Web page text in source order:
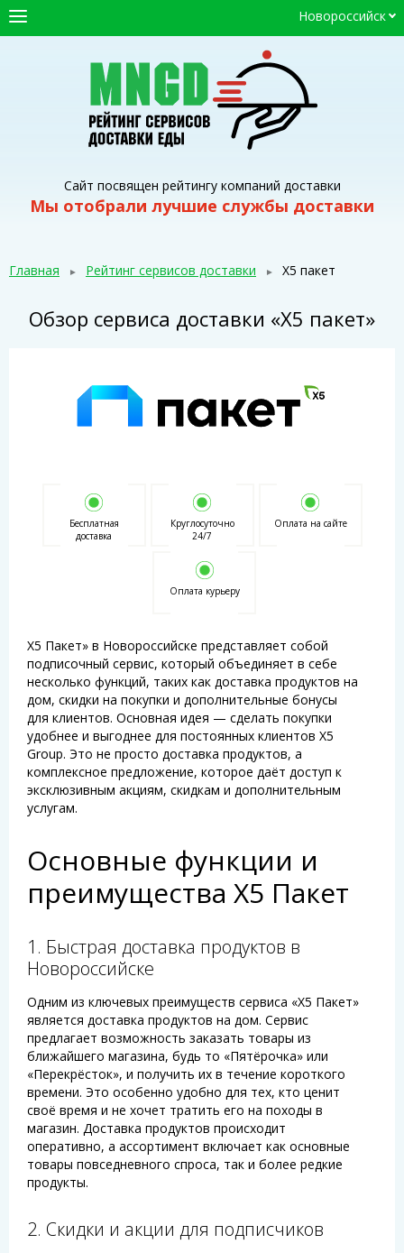
Сайт посвящен рейтингу компаний доставки
Мы отобрали лучшие службы доставки
СЕРВИСЫ ДОСТАВКИ
ПРОМОКОДЫ
СТАТЬИ
Главная Рейтинг сервисов доставки Х5 пакет
Обзор сервиса доставки «Х5 пакет»
Бесплатная
доставка
Круглосуточно
24/7
Оплата на сайте
Оплата курьеру
Х5 Пакет» в Новороссийске представляет собой
подписочный сервис, который объединяет в себе
несколько функций, таких как доставка продуктов на
дом, скидки на покупки и дополнительные бонусы
для клиентов. Основная идея — сделать покупки
удобнее и выгоднее для постоянных клиентов X5
Group. Это не просто доставка продуктов, а
комплексное предложение, которое даёт доступ к
эксклюзивным акциям, скидкам и дополнительным
услугам.
Основные функции и
преимущества Х5 Пакет
1. Быстрая доставка продуктов в
Новороссийске
Одним из ключевых преимуществ сервиса «Х5 Пакет»
является доставка продуктов на дом. Сервис
предлагает возможность заказать товары из
ближайшего магазина, будь то «Пятёрочка» или
«Перекрёсток», и получить их в течение короткого
времени. Это особенно удобно для тех, кто ценит
своё время и не хочет тратить его на походы в
магазин. Доставка продуктов происходит
оперативно, а ассортимент включает как основные
товары повседневного спроса, так и более редкие
продукты.
2. Скидки и акции для подписчиков
Новороссийск